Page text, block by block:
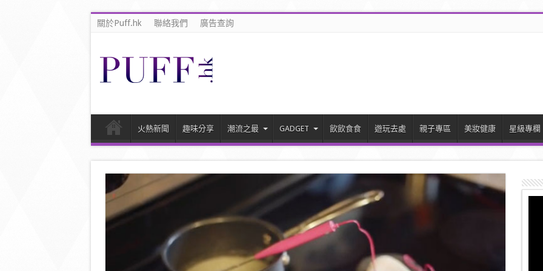
關於Puff.hk 聯絡我們 廣告查詢
火熱新聞 趣味分享 潮流之最 GADGET 飲飲食食 遊玩去處 親子專區 美妝健康 星級專欄